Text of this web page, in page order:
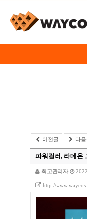
이전글 다음
파워컬러, 라데온
최고관리자
http://